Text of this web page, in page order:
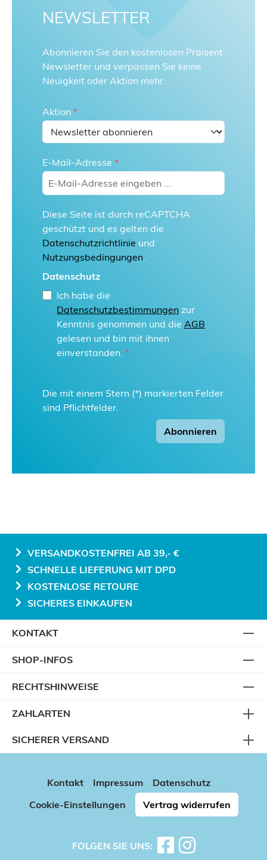
NEWSLETTER
Abonnieren Sie den kostenlosen Praisent
Newsletter und verpassen Sie keine
Neuigkeit oder Aktion mehr.
Aktion *
E-Mail-Adresse *
Diese Seite ist durch reCAPTCHA
geschützt und es gelten die
Datenschutzrichtlinie und
Nutzungsbedingungen.
Datenschutz
Ich habe die
Datenschutzbestimmungen zur
Kenntnis genommen und die AGB
gelesen und bin mit ihnen
einverstanden. *
Die mit einem Stern (*) markierten Felder
sind Pflichtfelder.
Abonnieren
VERSANDKOSTENFREI AB 39,- €
SCHNELLE LIEFERUNG MIT DPD
KOSTENLOSE RETOURE
SICHERES EINKAUFEN
KONTAKT
SHOP-INFOS
RECHTSHINWEISE
ZAHLARTEN
SICHERER VERSAND
Kontakt Impressum
Datenschutz
Cookie-Einstellungen
Vertrag widerrufen
FOLGEN SIE UNS: